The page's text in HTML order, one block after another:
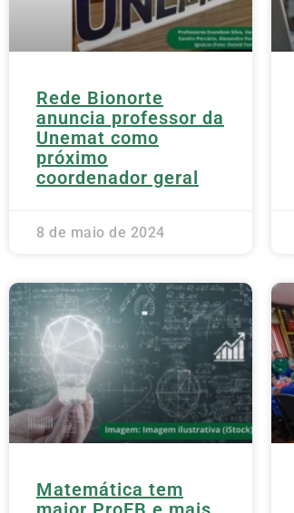
Rede Bionorte
anuncia professor da
Unemat como
próximo
coordenador geral
8 de maio de 2024
Matemática tem